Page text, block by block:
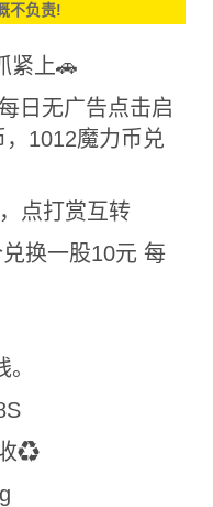
不负责!
紧上🚗
日无广告点击启
1012魔力币兑
点打赏互转
换一股10元 每
♻️